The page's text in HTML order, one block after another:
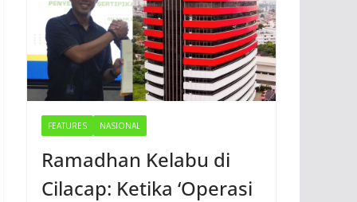
FEATURES NASIONAL
Ramadhan Kelabu di
Cilacap: Ketika ‘Operasi